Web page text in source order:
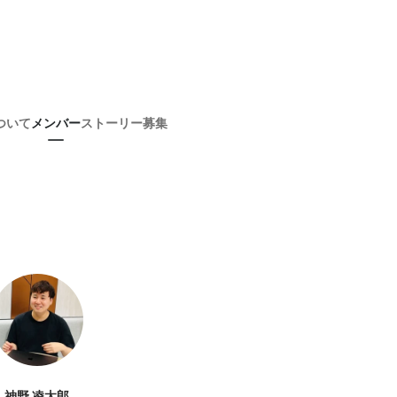
いて メンバーストーリー募集